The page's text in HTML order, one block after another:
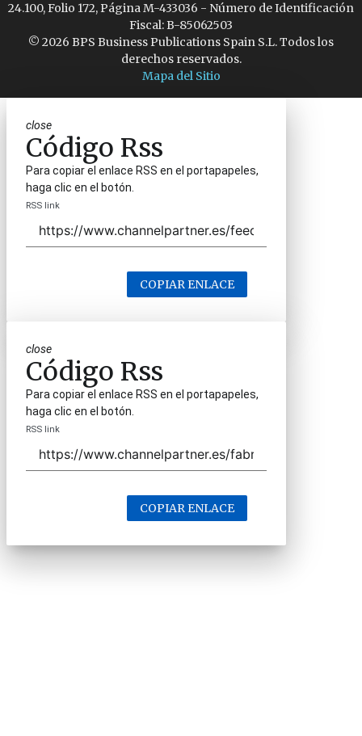
24.100, Folio 172, Página M-433036 - Número de Identificación
Fiscal: B-85062503
© 2026 BPS Business Publications Spain S.L. Todos los
derechos reservados.
Mapa del Sitio
close
Código Rss
Para copiar el enlace RSS en el portapapeles,
haga clic en el botón.
RSS link
COPIAR ENLACE
close
Código Rss
Para copiar el enlace RSS en el portapapeles,
haga clic en el botón.
RSS link
COPIAR ENLACE